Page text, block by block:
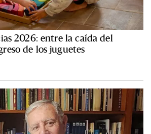
2026: entre la caída del
de los juguetes